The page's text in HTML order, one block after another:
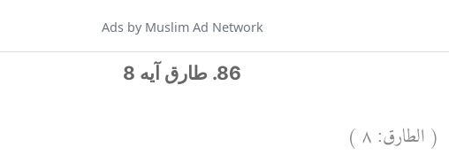
Ads by Muslim Ad Network
86. طارق آیه 8
(الطارق:٨)